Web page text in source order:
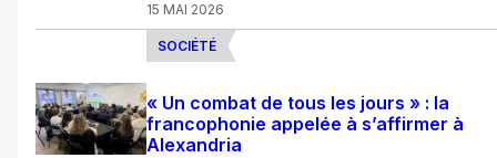
15 MAI 2026
SOCIÉTÉ
« Un combat de tous les jours » : la
francophonie appelée à s’affirmer à
Alexandria